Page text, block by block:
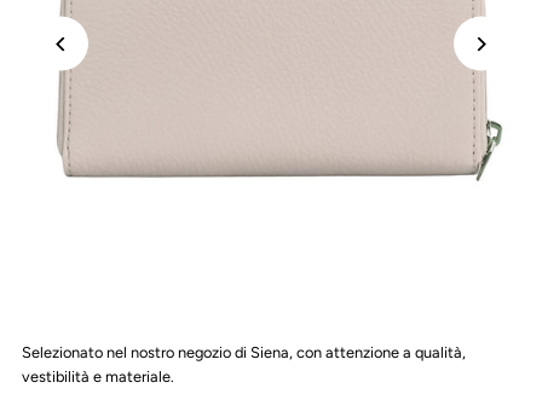
Selezionato nel nostro negozio di Siena, con attenzione a qualità,
vestibilità e materiale.